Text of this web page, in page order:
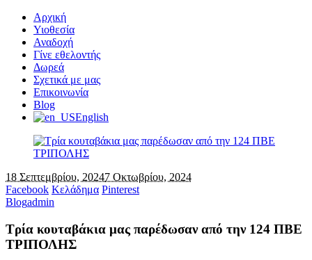
Αρχική
Υιοθεσία
Αναδοχή
Γίνε εθελοντής
Δωρεά
Σχετικά με μας
Επικοινωνία
Blog
English
18 Σεπτεμβρίου, 20247 Οκτωβρίου, 2024
Facebook Κελάδημα Pinterest
Blogadmin
Τρία κουταβάκια μας παρέδωσαν από την 124 ΠΒΕ
ΤΡΙΠΟΛΗΣ